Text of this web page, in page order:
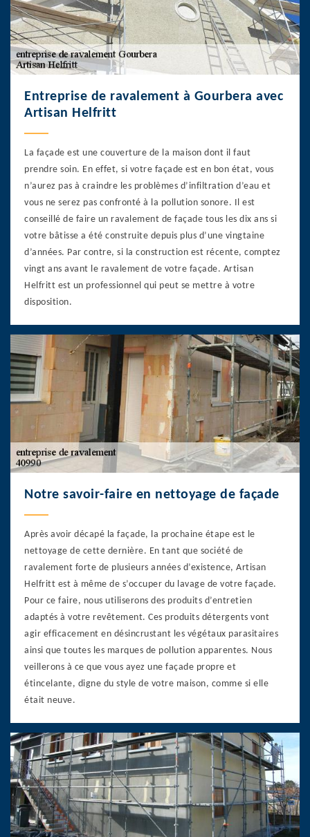
Entreprise de ravalement à Gourbera avec
Artisan Helfritt
La façade est une couverture de la maison dont il faut
prendre soin. En effet, si votre façade est en bon état, vous
n’aurez pas à craindre les problèmes d’infiltration d’eau et
vous ne serez pas confronté à la pollution sonore. Il est
conseillé de faire un ravalement de façade tous les dix ans si
votre bâtisse a été construite depuis plus d’une vingtaine
d’années. Par contre, si la construction est récente, comptez
vingt ans avant le ravalement de votre façade. Artisan
Helfritt est un professionnel qui peut se mettre à votre
disposition.
Notre savoir-faire en nettoyage de façade
Après avoir décapé la façade, la prochaine étape est le
nettoyage de cette dernière. En tant que société de
ravalement forte de plusieurs années d’existence, Artisan
Helfritt est à même de s’occuper du lavage de votre façade.
Pour ce faire, nous utiliserons des produits d’entretien
adaptés à votre revêtement. Ces produits détergents vont
agir efficacement en désincrustant les végétaux parasitaires
ainsi que toutes les marques de pollution apparentes. Nous
veillerons à ce que vous ayez une façade propre et
étincelante, digne du style de votre maison, comme si elle
était neuve.